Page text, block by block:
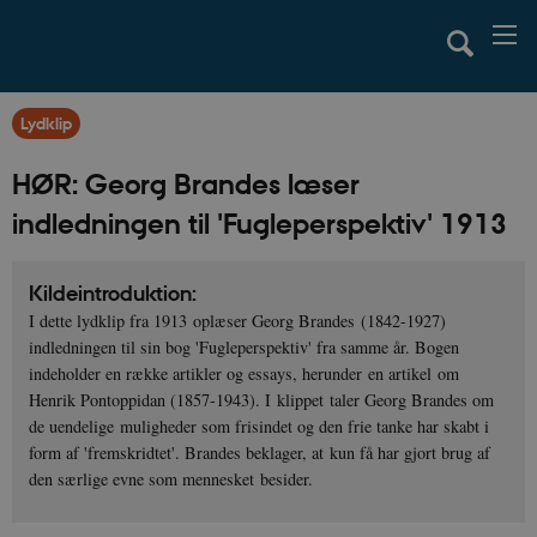
Lydklip
HØR: Georg Brandes læser
indledningen til 'Fugleperspektiv' 1913
Kildeintroduktion:
I dette lydklip fra 1913 oplæser Georg Brandes (1842-1927)
indledningen til sin bog 'Fugleperspektiv' fra samme år. Bogen
indeholder en række artikler og essays, herunder en artikel om
Henrik Pontoppidan (1857-1943). I klippet taler Georg Brandes om
de uendelige muligheder som frisindet og den frie tanke har skabt i
form af 'fremskridtet'. Brandes beklager, at kun få har gjort brug af
den særlige evne som mennesket besider.